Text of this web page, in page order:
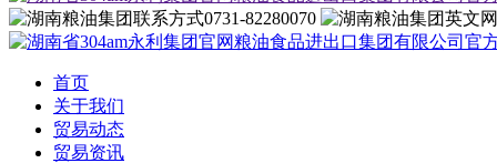
0731-82280070
首页
关于我们
贸易动态
贸易资讯